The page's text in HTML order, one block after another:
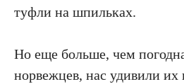
туфли на шпильках.
Но еще больше, чем
норвежцев, нас удивили их